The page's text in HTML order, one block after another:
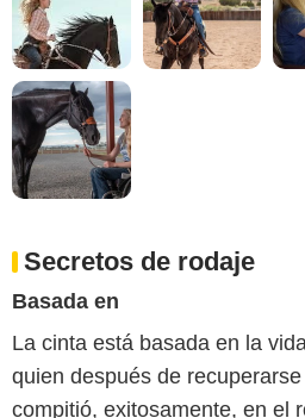
Secretos de rodaje
Basada en
La cinta está basada en la
quien después de
compitió, exitosamente, en el